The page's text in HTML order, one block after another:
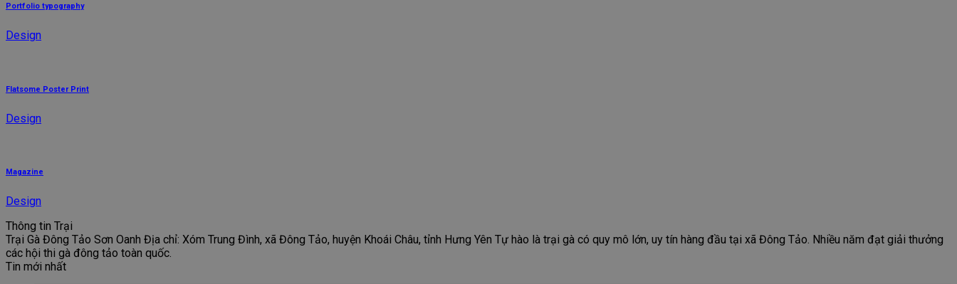
Portfolio typography
Design
Flatsome Poster Print
Design
Magazine
Design
Thông tin Trại
Trại Gà Đông Tảo Sơn Oanh Địa chỉ: Xóm Trung Đình, xã Đông Tảo, huyện Khoái Châu, tỉnh Hưng Yên Tự hào là trại gà có quy mô lớn, uy tín hàng đầu tại xã Đông Tảo. Nhiều năm đạt giải thưởng
các hội thi gà đông tảo toàn quốc.
Tin mới nhất